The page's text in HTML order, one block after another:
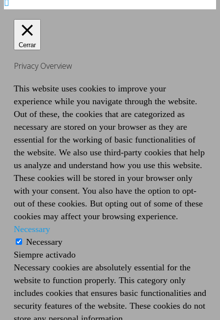
Cerrar
Privacy Overview
This website uses cookies to improve your
experience while you navigate through the website.
Out of these, the cookies that are categorized as
necessary are stored on your browser as they are
essential for the working of basic functionalities of
the website. We also use third-party cookies that help
us analyze and understand how you use this website.
These cookies will be stored in your browser only
with your consent. You also have the option to opt-
out of these cookies. But opting out of some of these
cookies may affect your browsing experience.
Necessary
Necessary
Siempre activado
Necessary cookies are absolutely essential for the
website to function properly. This category only
includes cookies that ensures basic functionalities and
security features of the website. These cookies do not